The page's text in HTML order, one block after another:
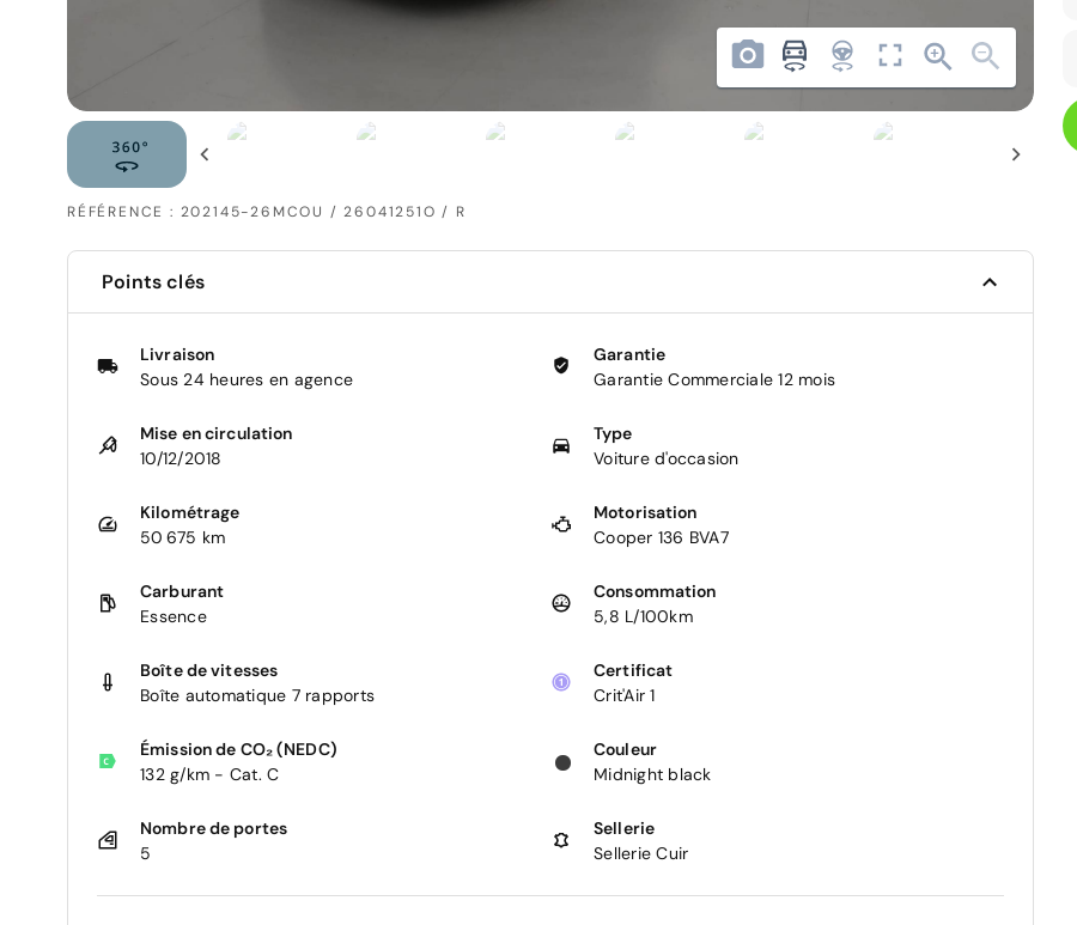
RÉFÉRENCE : 202145-26MCOU / 26041251O / R
Points clés
Livraison
Sous 24 heures en agence
Garantie
Garantie Commerciale 12 mois
Mise en circulation
10/12/2018
Type
Voiture d'occasion
Kilométrage
50 675 km
Motorisation
Cooper 136 BVA7
Carburant
Essence
Consommation
5,8 L/100km
Boîte de vitesses
Boîte automatique 7 rapports
Certificat
Crit'Air 1
Émission de CO₂ (NEDC)
132 g/km - Cat. C
Couleur
Midnight black
Nombre de portes
5
Sellerie
Sellerie Cuir